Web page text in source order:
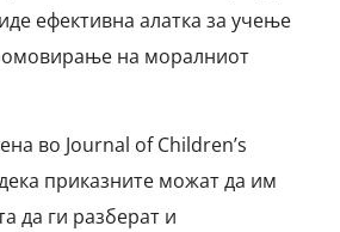
ефективна алатка за учење
на моралниот
во Journal of Children’s
приказните можат да им
да ги разберат и